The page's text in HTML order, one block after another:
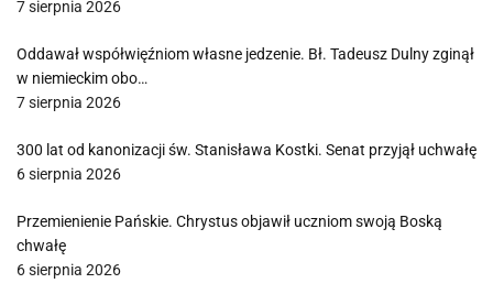
7 sierpnia 2026
Oddawał współwięźniom własne jedzenie. Bł. Tadeusz Dulny zginął
w niemieckim obo…
7 sierpnia 2026
300 lat od kanonizacji św. Stanisława Kostki. Senat przyjął uchwałę
6 sierpnia 2026
Przemienienie Pańskie. Chrystus objawił uczniom swoją Boską
chwałę
6 sierpnia 2026